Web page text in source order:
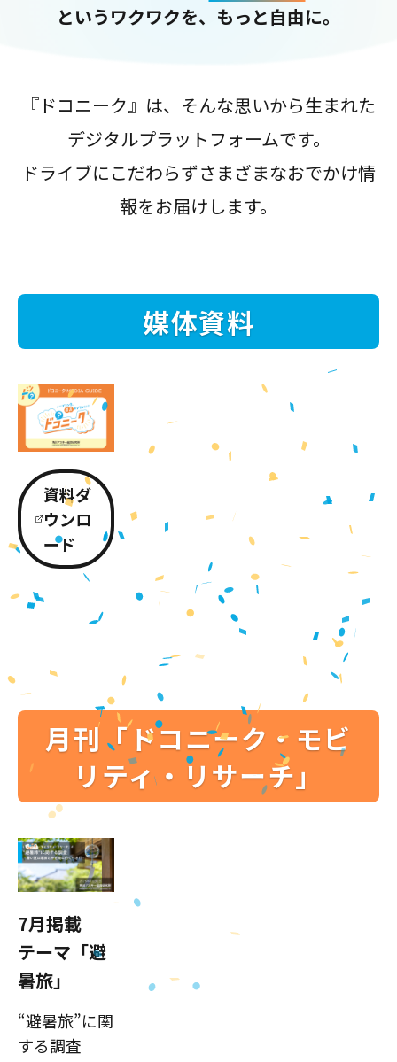
というワクワクを、もっと自由に。
『ドコニーク』は、そんな思いから生まれた
デジタルプラットフォームです。
ドライブにこだわらずさまざまなおでかけ情
報をお届けします。
媒体資料
資料ダ
ウンロ
ード
月刊「ドコニーク・モビ
リティ・リサーチ」
7月掲載
テーマ「避
暑旅」
“避暑旅”に関
する調査